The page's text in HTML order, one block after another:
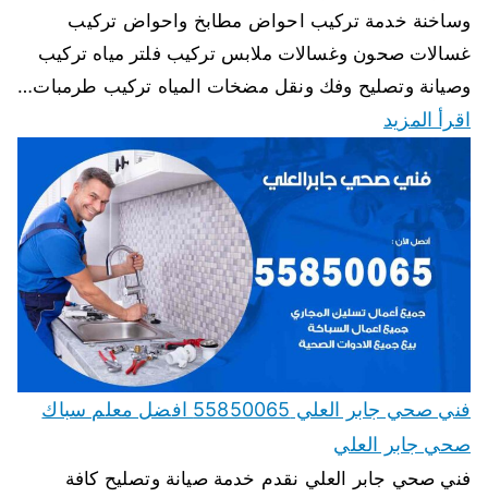
وساخنة خدمة تركيب احواض مطابخ واحواض تركيب
غسالات صحون وغسالات ملابس تركيب فلتر مياه تركيب
وصيانة وتصليح وفك ونقل مضخات المياه تركيب طرمبات…
اقرأ المزيد
فني صحي جابر العلي 55850065 افضل معلم سباك
صحي جابر العلي
فني صحي جابر العلي نقدم خدمة صيانة وتصليح كافة